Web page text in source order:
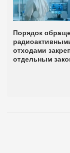
Порядок
отходами
отдельным